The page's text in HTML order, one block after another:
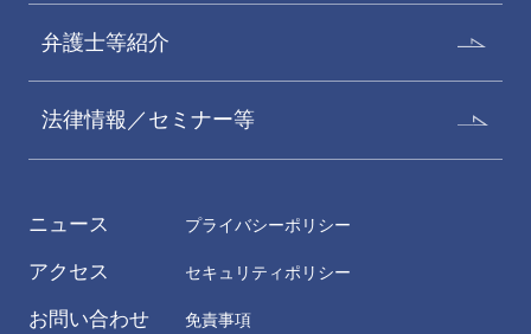
弁護士等紹介
法律情報／セミナー等
ニュース
アクセス
お問い合わせ
プライバシーポリシー
セキュリティポリシー
免責事項